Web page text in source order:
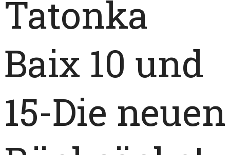
Tatonka
Baix 10 und
15-Die neuen